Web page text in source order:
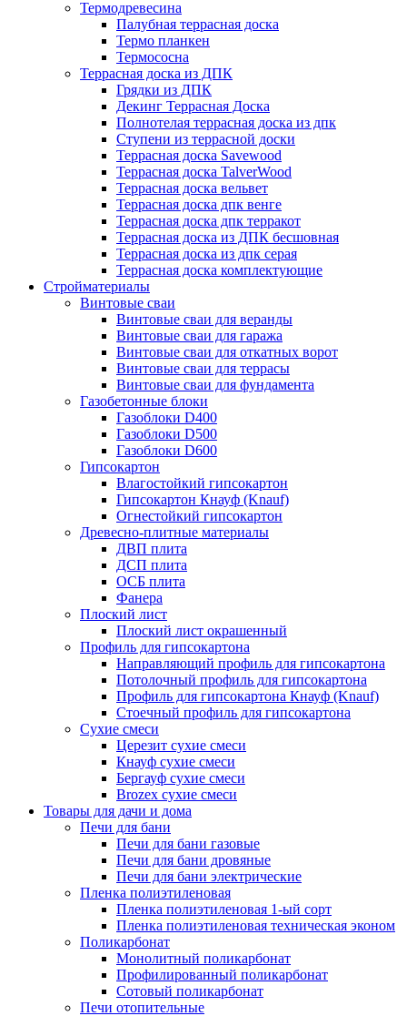
Термодревесина
Палубная террасная доска
Термо планкен
Термососна
Террасная доска из ДПК
Грядки из ДПК
Декинг Террасная Доска
Полнотелая террасная доска из дпк
Ступени из террасной доски
Террасная доска Savewood
Террасная доска TalverWood
Террасная доска вельвет
Террасная доска дпк венге
Террасная доска дпк терракот
Террасная доска из ДПК бесшовная
Террасная доска из дпк серая
Террасная доска комплектующие
Стройматериалы
Винтовые сваи
Винтовые сваи для веранды
Винтовые сваи для гаража
Винтовые сваи для откатных ворот
Винтовые сваи для террасы
Винтовые сваи для фундамента
Газобетонные блоки
Газоблоки D400
Газоблоки D500
Газоблоки D600
Гипсокартон
Влагостойкий гипсокартон
Гипсокартон Кнауф (Knauf)
Огнестойкий гипсокартон
Древесно-плитные материалы
ДВП плита
ДСП плита
ОСБ плита
Фанера
Плоский лист
Плоский лист окрашенный
Профиль для гипсокартона
Направляющий профиль для гипсокартона
Потолочный профиль для гипсокартона
Профиль для гипсокартона Кнауф (Knauf)
Стоечный профиль для гипсокартона
Сухие смеси
Церезит сухие смеси
Кнауф сухие смеси
Бергауф сухие смеси
Brozex сухие смеси
Товары для дачи и дома
Печи для бани
Печи для бани газовые
Печи для бани дровяные
Печи для бани электрические
Пленка полиэтиленовая
Пленка полиэтиленовая 1-ый сорт
Пленка полиэтиленовая техническая эконом
Поликарбонат
Монолитный поликарбонат
Профилированный поликарбонат
Сотовый поликарбонат
Печи отопительные